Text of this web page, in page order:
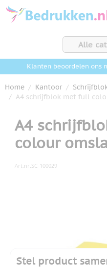
Ga naar de inhoud
Alle
Klanten beoordelen ons
Home / Kantoor /
/ A4 schrijfblok met full
A4
colour
Art.nr. SC-100029
Stel product